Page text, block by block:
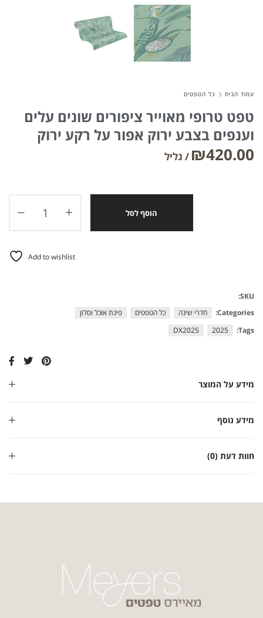
Forums
Meetups
עמוד הבית כל הטפטים
טפט טרופי מאוייר ציפורים שונים עלים
וענפים בצבע ירוק אפור על רקע ירוק
₪420.00
הוסף לסל
Add to wishlist
מידע על המוצר
מידע נוסף
חוות דעת (0)
SKU:
Categories:
חדרי שינה כל הטפטים
פינת אוכל וסלון
Tags:
2025
DX2025